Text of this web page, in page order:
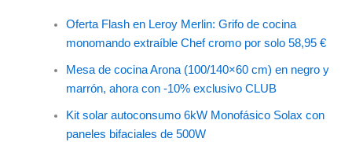
Oferta Flash en Leroy Merlin: Grifo de cocina
monomando extraíble Chef cromo por solo 58,95 €
Mesa de cocina Arona (100/140×60 cm) en negro y
marrón, ahora con -10% exclusivo CLUB
Kit solar autoconsumo 6kW Monofásico Solax con
paneles bifaciales de 500W